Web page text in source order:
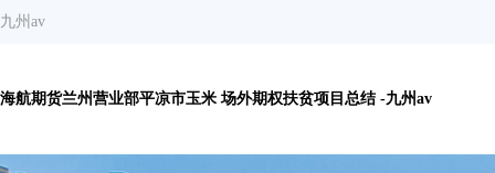
九州av
海航期货兰州营业部平凉市玉米 场外期权扶贫项目总结 -九州av